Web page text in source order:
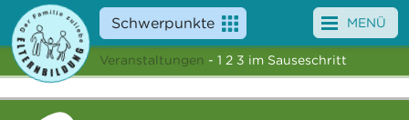
Schwerpunkte
Angebote
Veranstaltungen
MENÜ
Veranstaltungen - 1 2 3 im Sauseschritt